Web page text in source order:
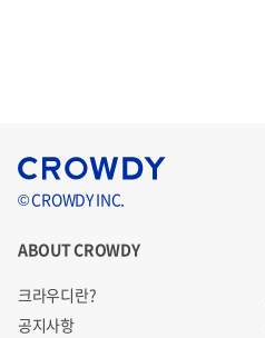
© CROWDY INC.
ABOUT CROWDY
크라우디란?
공지사항